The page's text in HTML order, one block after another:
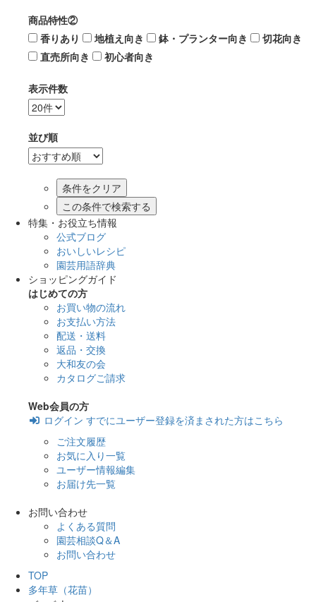
商品特性②
香りあり
地植え向き 鉢・プランター向き
切花向き
直売所向き
初心者向き
表示件数
並び順
この条件で検索する
特集・お役立ち情報
公式ブログ
おいしいレシピ
園芸用語辞典
ショッピングガイド
はじめての方
お買い物の流れ
お支払い方法
配送・送料
返品・交換
大和友の会
カタログご請求
Web会員の方
ログイン すでにユーザー登録を済まされた方はこちら
ご注文履歴
お気に入り一覧
ユーザー情報編集
お届け先一覧
お問い合わせ
よくある質問
園芸相談Q＆A
お問い合わせ
TOP
多年草（花苗）